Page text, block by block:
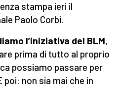
stampa ieri il
Paolo Corbi.
l’iniziativa del BLM,
prima di tutto al proprio
possiamo passare per
poi: non sia mai che in